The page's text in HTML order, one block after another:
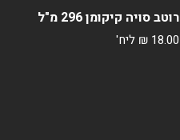
רוטב סויה קיקומן 296 מ"ל
₪ 18.00 ליח'